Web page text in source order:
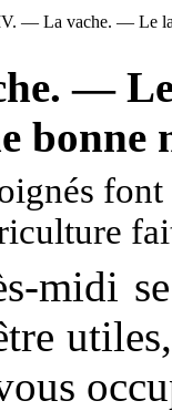
— La vache. — Le
—
midi